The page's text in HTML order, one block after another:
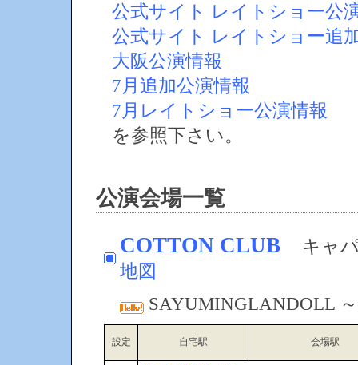
公式サイト レイトショー公
公式サイト レイトショー追
大阪公演情報
7月追加公演情報
7月レイトショー公演情報
を参照下さい。
公演会場一覧
COTTON CLUB
キャ
地図
SAYUMINGLANDOLL
設定 自宅駅 会場駅